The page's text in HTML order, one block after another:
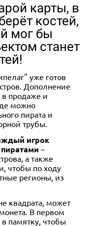
1-6 60+ 18+
Ктулху: Книга Хранителя.
издание
₽
Уведомить о наличии
карты, в
костей,
мог бы
станет
уже готов
Дополнение
в продаже и
можно
пирата и
трубы.
игрок
–
а также
чтобы по ходу
регионы, из
квадрата, может
В первом
в памятку, чтобы